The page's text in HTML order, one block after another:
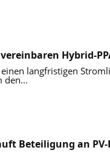
Hybrid-
langfristigen
den...
Beteiligung an